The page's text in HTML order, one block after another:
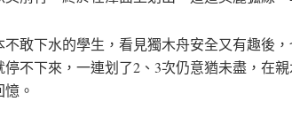
不敢下水的學生，看見獨木舟安全又有趣後
停不下來，一連划了2、3次仍意猶未盡，在
。